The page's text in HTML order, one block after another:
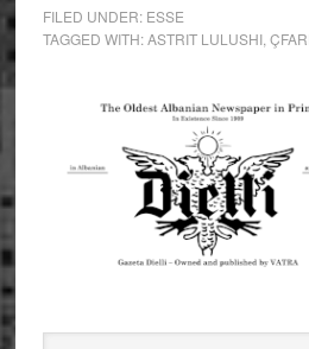
FILED UNDER: ESSE
TAGGED WITH:ASTRIT LULUSHI,